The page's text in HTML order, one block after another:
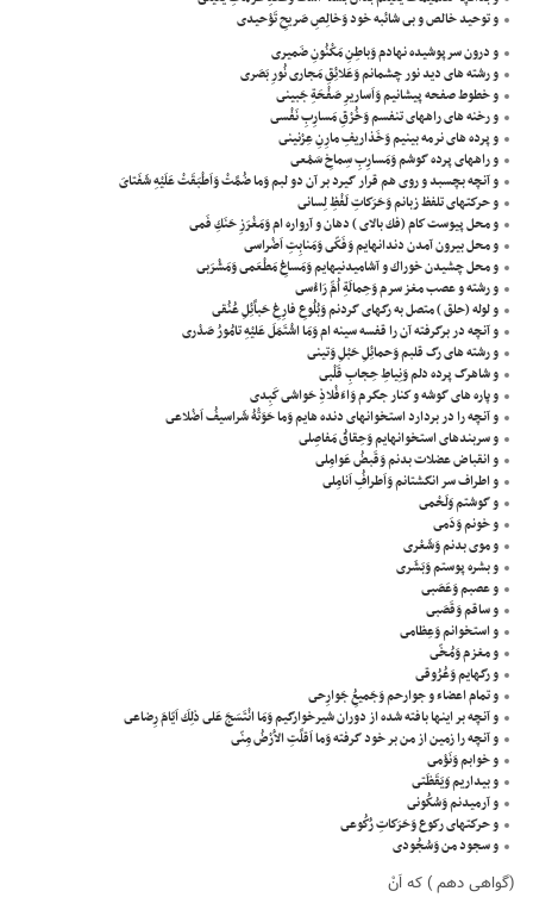
و توحيد خالص و بى شائبه خود وَخالِصِ صَريحِ تَوْحيدى
و درون سرپوشيده نهادم وَباطِنِ مَكْنُونِ ضَميرى
و رشته هاى ديد نور چشمانم وَعَلائِقِ مَجارى نُورِ بَصَرى
و خطوط صفحه پيشانيم وَاَساريرِ صَفْحَةِ جَبينى
و رخنه هاى راههاى تنفسم وَخُرْقِ مَسارِبِ نَفْسى
و پرده هاى نرمه بينيم وَخَذاريفِ مارِنِ عِرْنينى
و راههاى پرده گوشم وَمَسارِبِ سِماخِ سَمْعى
و آنچه بچسبد و روى هم قرار گيرد بر آن دو لبم وَما ضُمَّتْ وَاَطْبَقَتْ عَلَيْهِ شَفَتاىَ
و حركتهاى تلفظ زبانم وَحَرَكاتِ لَفْظِ لِسانى
و محل پيوست كام (فك بالاى ) دهان و آرواره ام وَمَغْرَزِ حَنَكِ فَمى
و محل بيرون آمدن دندانهايم وَفَكّى وَمَنابِتِ اَضْراسى
و محل چشيدن خوراك و آشاميدنيهايم وَمَساغِ مَطْعَمى وَمَشْرَبى
و رشته و عصب مغز سرم وَحِمالَةِ اُمِّ رَاءْسى
و لوله (حلق ) متصل به رگهاى گردنم وَبُلُوعِ فارِغِ حَباَّئِلِ عُنُقى
و آنچه در برگرفته آن را قفسه سينه ام وَمَا اشْتَمَلَ عَليْهِ تامُورُ صَدْرى
و رشته هاى رگ قلبم وَحمائِلِ حَبْلِ وَتينى
و شاهرگ پرده دلم وَنِياطِ حِجابِ قَلْبى
و پاره هاى گوشه و كنار جگرم وَاءَفْلاذِ حَواشى كَبِدى
و آنچه را در بردارد استخوانهاى دنده هايم وَما حَوَتْهُ شَراسيفُ اَضْلاعى
و سربندهاى استخوانهايم وَحِقاقُ مَفاصِلى
و انقباض عضلات بدنم وَقَبضُ عَوامِلى
و اطراف سر انگشتانم وَاَطرافُِ اَنامِلى
و گوشتم وَلَحْمى
و خونم وَدَمى
و موى بدنم وَشَعْرى
و بشره پوستم وَبَشَرى
و عصبم وَعَصَبى
و ساقم وَقَصَبى
و استخوانم وَعِظامى
و مغزم وَمُخّى
و رگهايم وَعُرُوقى
و تمام اعضاء و جوارحم وَجَميعُِ جَوارِحى
و آنچه بر اينها بافته شده از دوران شيرخوارگيم وَمَا انْتَسَجَ عَلى ذلِكَ اَيّامَ رِضاعى
و آنچه را زمين از من بر خود گرفته وَما اَقلَّتِ الاَْرْضُ مِنّى
و خوابم وَنَوْمى
و بيداريم وَيَقَظَتى
و آرميدنم وَسُكُونى
و حركتهاى ركوع وَحَرَكاتِ رُكُوعى
و سجود من وَسُجُودى
(گواهى دهم ) كه اَنْ